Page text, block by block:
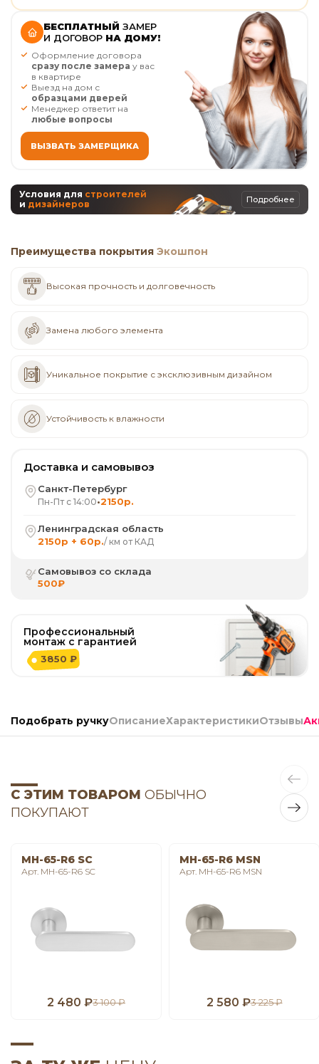
БЕСПЛАТНЫЙ ЗАМЕР
И ДОГОВОР НА ДОМУ!
Оформление договора
сразу после замера у вас
в квартире
Выезд на дом с
образцами дверей
Менеджер ответит на
любые вопросы
ВЫЗВАТЬ ЗАМЕРЩИКА
Условия для строителей
и дизайнеров Подробнее
Преимущества покрытия Экошпон
Высокая прочность и долговечность
Замена любого элемента
Уникальное покрытие с эксклюзивным дизайном
Устойчивость к влажности
Доставка и самовывоз
Санкт-Петербург
Пн-Пт с 14:00•2150р.
Ленинградская область
2150р + 60р./ км от КАД
Самовывоз со склада
500₽
Профессиональный
монтаж с гарантией
3850 ₽
Подобрать ручкуОписаниеХарактеристикиОтзывы
С ЭТИМ ТОВАРОМ ОБЫЧНО
ПОКУПАЮТ
MH-65-R6 SC
Арт. MH-65-R6 SC
2 480 ₽3 100 ₽
MH-65-R6 MSN
Арт. MH-65-R6 MSN
2 580 ₽3 225 ₽